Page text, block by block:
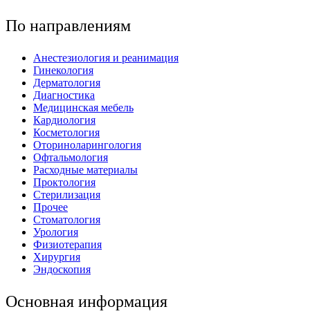
По направлениям
Анестезиология и реанимация
Гинекология
Дерматология
Диагностика
Медицинская мебель
Кардиология
Косметология
Оториноларингология
Офтальмология
Расходные материалы
Проктология
Стерилизация
Прочее
Стоматология
Урология
Физиотерапия
Хирургия
Эндоскопия
Основная информация